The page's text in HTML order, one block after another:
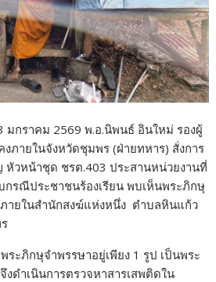
มกราคม 2569 พ.อ.นิพนธ์ อินใหม่ รองผู้
ภายในจังหวัดชุมพร (ฝ่ายทหาร) สั่งการ
วหน้าชุด ชรต.403 ประสานหน่วยงานที่
กรณีประชาชนร้องเรียน พบเห็นพระภิกษุ
ายในสำนักสงฆ์แห่งหนึ่ง ตำบลหินแก้ว
ระภิกษุจำพรรษาอยู่เพียง 1 รูป เป็นพระ
ดำเนินการตรวจหาสารเสพติดใน